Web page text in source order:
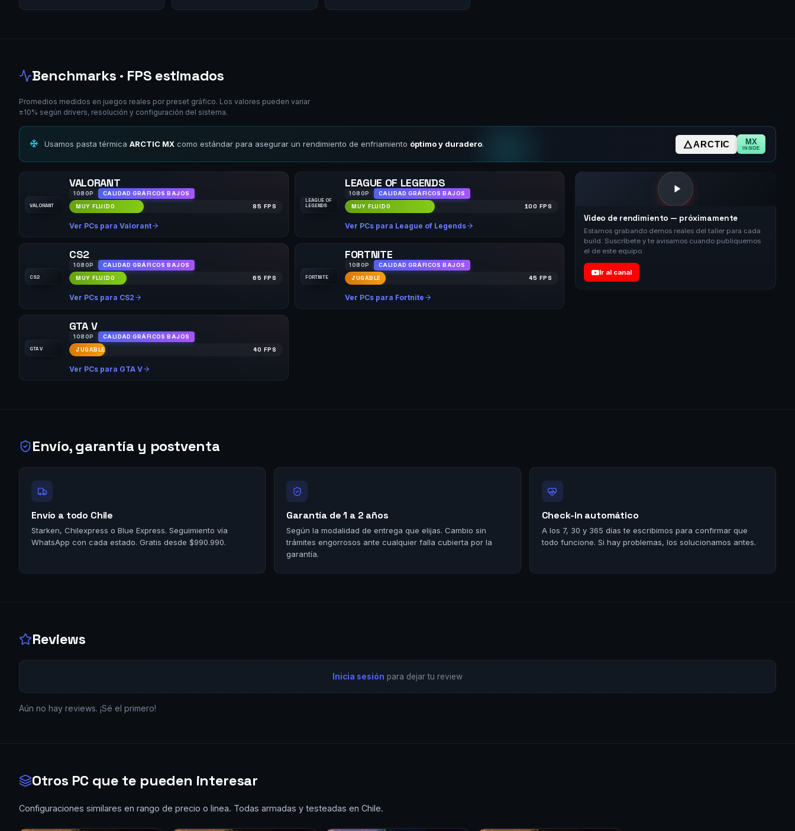
Benchmarks · FPS estimados
Promedios medidos en juegos reales por preset gráfico. Los valores pueden variar
±10% según drivers, resolución y configuración del sistema.
Usamos pasta térmica ARCTIC MX como estándar para asegurar un rendimiento de enfriamiento óptimo y duradero. ARCTIC MX
INSIDE
VALORANT
VALORANT
1080P CALIDAD GRÁFICOS BAJOS
MUY FLUIDO 85 FPS
Ver PCs para Valorant
LEAGUE OF
LEGENDS
LEAGUE OF LEGENDS
1080P CALIDAD GRÁFICOS BAJOS
MUY FLUIDO 100 FPS
Ver PCs para League of Legends
CS2
CS2
1080P CALIDAD GRÁFICOS BAJOS
MUY FLUIDO 65 FPS
Ver PCs para CS2
FORTNITE
FORTNITE
1080P CALIDAD GRÁFICOS BAJOS
JUGABLE 45 FPS
Ver PCs para Fortnite
GTA V
GTA V
1080P CALIDAD GRÁFICOS BAJOS
JUGABLE 40 FPS
Ver PCs para GTA V
Video de rendimiento — próximamente
Estamos grabando demos reales del taller para cada
build. Suscríbete y te avisamos cuando publiquemos
el de este equipo.
Ir al canal
Envío, garantía y postventa
Envío a todo Chile
Starken, Chilexpress o Blue Express. Seguimiento vía
WhatsApp con cada estado. Gratis desde $990.990.
Garantía de 1 a 2 años
Según la modalidad de entrega que elijas. Cambio sin
trámites engorrosos ante cualquier falla cubierta por la
garantía.
Check-in automático
A los 7, 30 y 365 días te escribimos para confirmar que
todo funcione. Si hay problemas, los solucionamos antes.
Reviews
Inicia sesión para dejar tu review
Aún no hay reviews. ¡Sé el primero!
Otros PC que te pueden interesar
Configuraciones similares en rango de precio o linea. Todas armadas y testeadas en Chile.